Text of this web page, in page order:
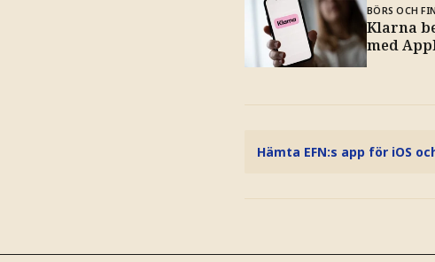
BÖRS OCH
Klarna
med
Hämta EFN:s app för iOS